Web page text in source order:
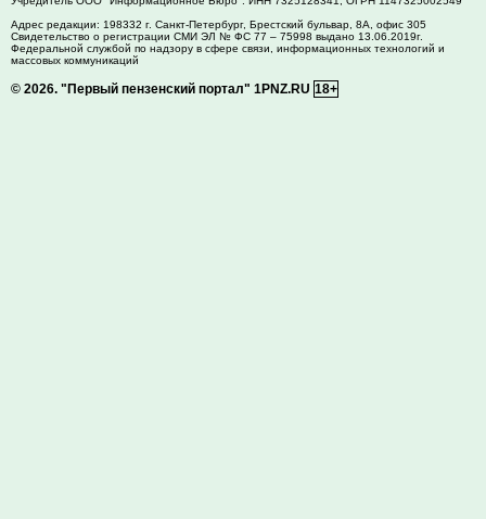
Адрес редакции: 198332 г. Санкт-Петербург, Брестский бульвар, 8А, офис 305
Свидетельство о регистрации СМИ ЭЛ № ФС 77 – 75998 выдано 13.06.2019г.
Федеральной службой по надзору в сфере связи, информационных технологий и
массовых коммуникаций
© 2026. "Первый пензенский портал" 1PNZ.RU 18+